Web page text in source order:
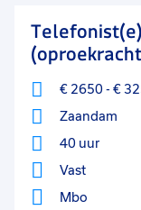
€ 2650- €
Zaandam
40 uur
Vast
Mbo